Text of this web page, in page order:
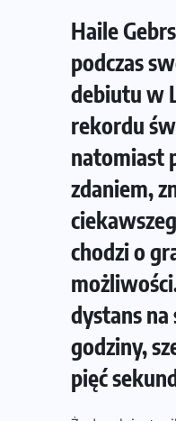
Haile
podczas
debiutu w
rekordu
natomiast
zdaniem,
chodzi o
dystans
godziny,
pięć